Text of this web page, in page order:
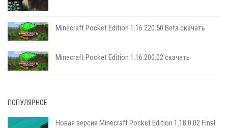
Minecraft Pocket Edition 1.16.220.50 Beta скачать
Minecraft Pocket Edition 1.16.200.02 скачать
ПОПУЛЯРНОЕ
Новая версия Minecraft Pocket Edition 1.18.0.02 Final